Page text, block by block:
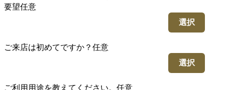
要望任意
選択
ご来店は初めてですか？ 任意
選択
ご利用用途を教えてください。 任意